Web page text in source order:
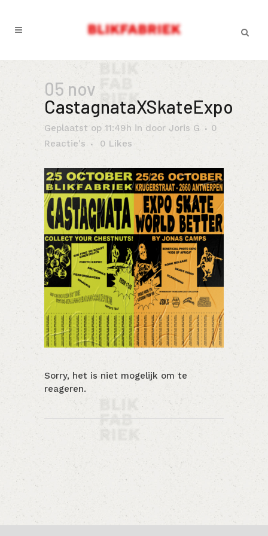
05 nov
CastagnataXSkateExpo
Geplaatst op 11:49h in door Joris G
0
Reactie's
0 Likes
Sorry, het is niet mogelijk om te
reageren.